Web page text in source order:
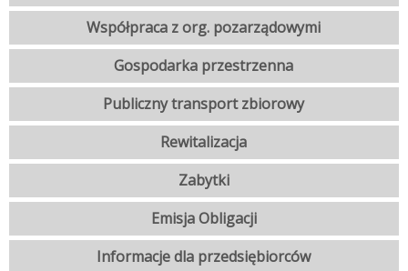
Współpraca z org. pozarządowymi
Gospodarka przestrzenna
Publiczny transport zbiorowy
Rewitalizacja
Zabytki
Emisja Obligacji
Informacje dla przedsiębiorców